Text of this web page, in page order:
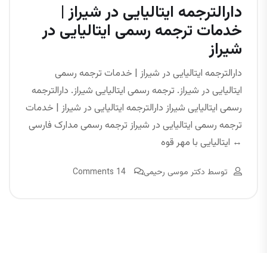
دارالترجمه ایتالیایی در شیراز |
خدمات ترجمه رسمی ایتالیایی در
شیراز
دارالترجمه ایتالیایی در شیراز | خدمات ترجمه رسمی
ایتالیایی در شیراز. ترجمه رسمی ایتالیایی شیراز. دارالترجمه
رسمی ایتالیایی شیراز دارالترجمه ایتالیایی در شیراز | خدمات
ترجمه رسمی ایتالیایی در شیراز ترجمه رسمی مدارک فارسی
↔ ایتالیایی با مهر قوه
توسط دکتر موسی رحیمی 14 Comments